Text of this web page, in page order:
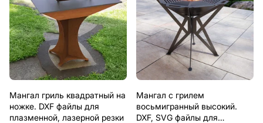
Мангал гриль квадратный на
ножке. DXF файлы для
плазменной, лазерной резки
Мангал с грилем
восьмигранный высокий.
DXF, SVG файлы для